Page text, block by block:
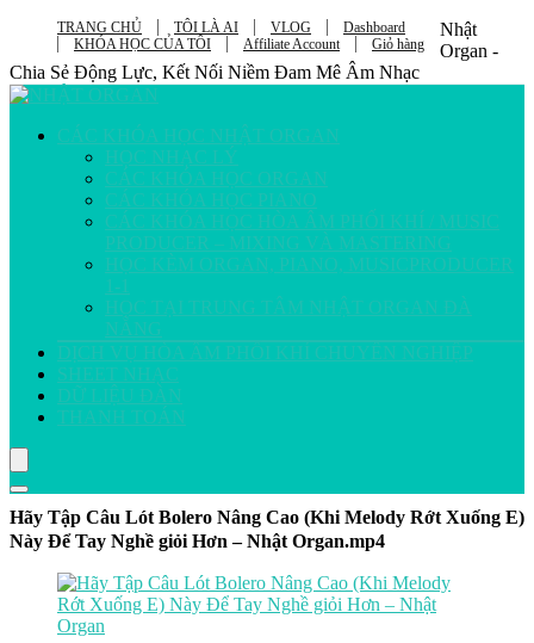
TRANG CHỦ TÔI LÀ AI VLOG
Dashboard
KHÓA HỌC CỦA TÔI
Affiliate Account Giỏ hàng
Nhật
Organ -
Chia Sẻ Động Lực, Kết Nối Niềm Đam Mê Âm Nhạc
CÁC KHÓA HỌC NHẬT ORGAN
HỌC NHẠC LÝ
CÁC KHÓA HỌC ORGAN
CÁC KHÓA HỌC PIANO
CÁC KHÓA HỌC HÒA ÂM PHỐI KHÍ / MUSIC
PRODUCER – MIXING VÀ MASTERING
HỌC KÈM ORGAN, PIANO, MUSICPRODUCER
1-1
HỌC TẠI TRUNG TÂM NHẬT ORGAN ĐÀ
NẴNG
DỊCH VỤ HÒA ÂM PHỐI KHÍ CHUYÊN NGHIỆP
SHEET NHẠC
DỮ LIỆU ĐÀN
THANH TOÁN
Hãy Tập Câu Lót Bolero Nâng Cao (Khi Melody Rớt Xuống E)
Này Để Tay Nghề giỏi Hơn – Nhật Organ.mp4